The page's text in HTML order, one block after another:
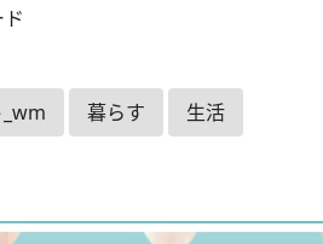
な思い
暮らす 生活